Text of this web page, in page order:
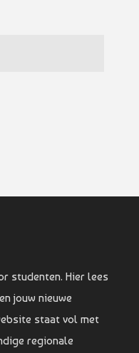
studenten. Hier lees
jouw nieuwe
staat vol met
regionale